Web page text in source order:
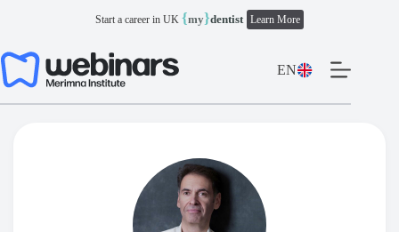
Start a career in UK {my}dentist Learn More
EN